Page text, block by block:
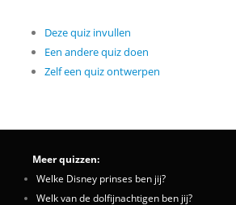
Deze quiz invullen
Een andere quiz doen
Zelf een quiz ontwerpen
Meer quizzen:
Welke Disney prinses ben jij?
Welk van de dolfijnachtigen ben jij?